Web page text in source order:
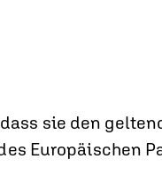
sie den
Europäischen